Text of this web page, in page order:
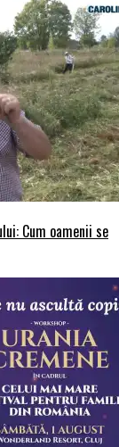
Cum oamenii se